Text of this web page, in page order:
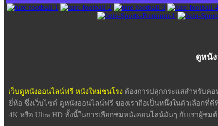
ดูหนั
เว็บดูหนังออนไลน์ฟรี หนังใหม่ชนโรง ต้องการปลุกกระแสสำหรับค
ยี่ห้อ ซึ่งเว็บไซต์ ดูหนังออนไลน์ฟรี ของเราถือเป็นหนึ่งในตัวเลือกที่
4K หรือ Ultra HD ทั้งนี้ในการเลือกชมหนังออนไลน์มันๆ กับเราผู้ชม